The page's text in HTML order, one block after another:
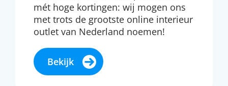
mét hoge kortingen: wij mogen ons
met trots de grootste online interieur
outlet van Nederland noemen!
Bekijk